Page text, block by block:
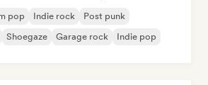
pop Indie rock
Post punk
Shoegaze Garage rock Indie pop